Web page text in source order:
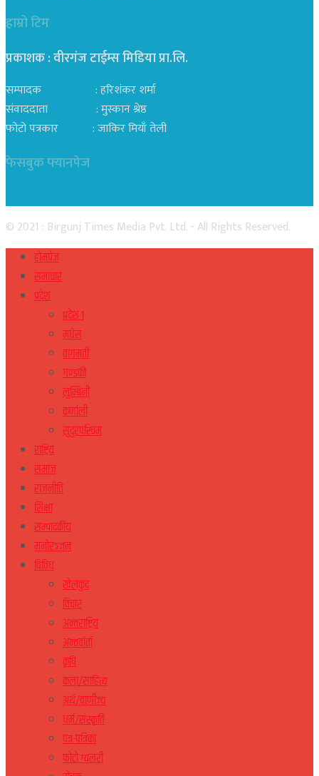
हाम्रो टिम
प्रकाशक : वीरगंज टाईम्स मिडिया प्रा‍.लि.
सम्पादक : हरिशंकर शर्मा
संवाददाता : मुस्कान श्रेष्ठ
फोटो पत्रकार : जाकिर मियाँ तेली
फेसबुक फ्यानपेज
© 2021 : Birgunj Times Media Pvt. Ltd. - All Rights Reserved.
होमपेज
समाचार
प्रदेश
प्रदेश १
मधेस
वागमती
गण्डकी
लुम्बिनी
कर्णाली
सुदुरपस्चिम
राष्ट्रिय
समाज
राजनीति
शिक्षा
सम्पादकीय
मनोरञ्जन
विविध
खेलकुद
विचार
अन्तराष्ट्रिय
अन्तर्वार्ता
कृषि
कला/साहित्य
अर्थ/वाणीज्य
धर्म/संस्कृति
पत्र-पत्रिका
फोटो ग्यलरी